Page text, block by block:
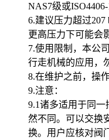
NAS7级或ISO4406-
6.建议压力超过207
更高压力下可能会
7.使用限制，本公
行走机械的应用，
8.在维护之前，操
9.注意：
9.1诸多适用于同
然不同。可以交换
换。用户应核对阀